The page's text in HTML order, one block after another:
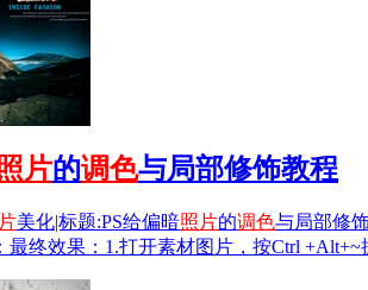
片的调色与局部修饰教程
美化|标题:PS给偏暗照片的调色与局部修
最终效果：1.打开素材图片，按Ctrl